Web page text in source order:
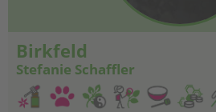
Birkfeld
Stefanie Schaffler